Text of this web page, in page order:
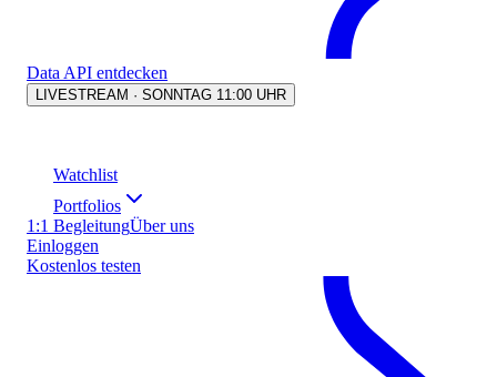
Data API entdecken
LIVESTREAM · SONNTAG 11:00 UHR
Watchlist
Portfolios
1:1 BegleitungÜber uns
Einloggen
Kostenlos testen